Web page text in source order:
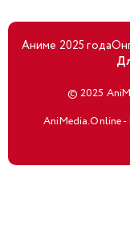
Аниме 2025 года
© 2025
AniMedia.Online -